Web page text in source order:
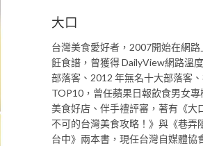
大口
台灣美食愛好者，2007開始在網
飪食譜，曾獲得 DailyView網路溫
部落客、2012 年無名十大部落客
TOP10，曾任蘋果日報飲食男女
美食好店、伴手禮評審，著有《大
不可的台灣美食攻略！》與《巷弄
台中》兩本書，現任台灣自媒體協